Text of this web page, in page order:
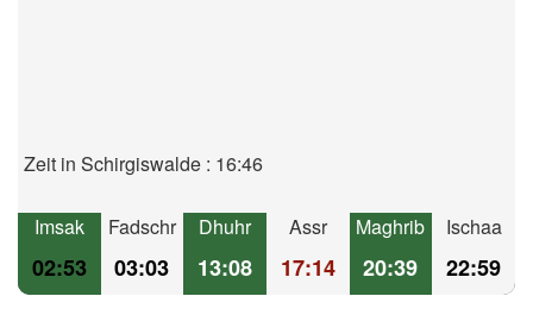
Zeit in Schirgiswalde : 16:46
Imsak
02:53
Fadschr
03:03
Dhuhr
13:08
Assr
17:14
Maghrib
20:39
Ischaa
22:59